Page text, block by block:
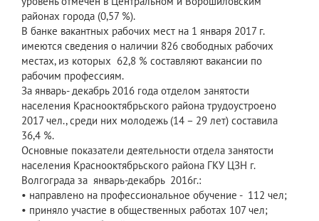
районах города (0,57 %).
В банке вакантных рабочих мест на 1 января 2017 г.
имеются сведения о наличии 826 свободных рабочих
местах, из которых 62,8 % составляют вакансии по
рабочим профессиям.
За январь- декабрь 2016 года отделом занятости
населения Краснооктябрьского района трудоустроено
2017 чел., среди них молодежь (14 – 29 лет) составила
36,4 %.
Основные показатели деятельности отдела занятости
населения Краснооктябрьского района ГКУ ЦЗН г.
Волгограда за январь-декабрь 2016г.:
• направлено на профессиональное обучение - 112 чел;
• приняло участие в общественных работах 107 чел;